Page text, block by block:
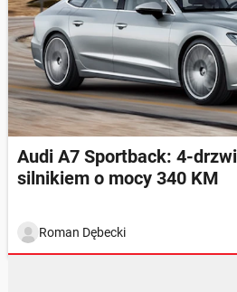
Audi A7 Sportback: 4-
silnikiem o mocy 340 KM
Roman Dębecki